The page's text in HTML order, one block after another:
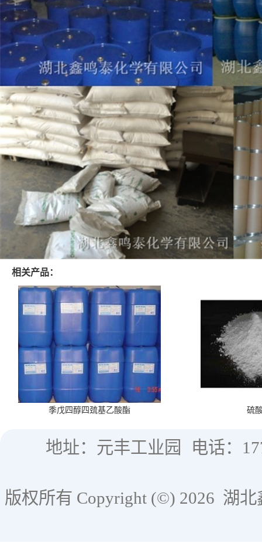
相关产品：
季戊四醇四巯基乙酸酯 硫
地址：元丰工业园 电话：
版权所有 Copyright (©) 2026 湖北